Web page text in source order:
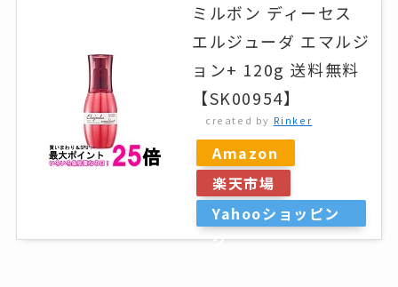
ミルボン ディーセス
エルジューダ エマルジ
ョン+ 120g 送料無料
【SK00954】
created by Rinker
Amazon
楽天市場
Yahooショッピン
グ